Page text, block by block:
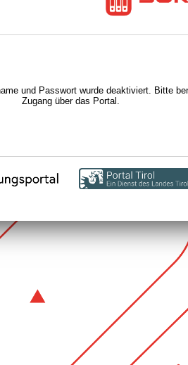
und Passwort wurde deaktiviert. Bitte
Zugang über das Portal.